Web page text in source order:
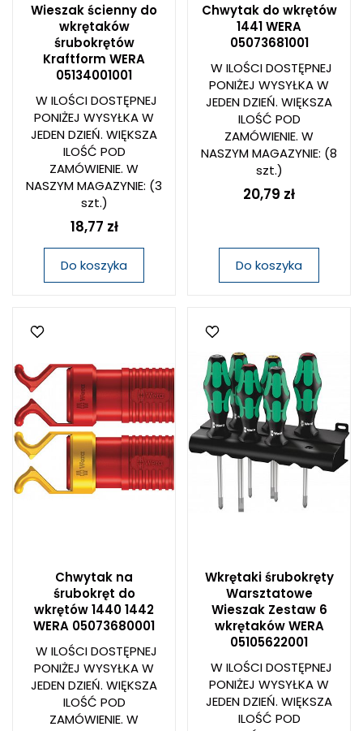
Wieszak ścienny do
wkrętaków
śrubokrętów
Kraftform WERA
05134001001
W ILOŚCI DOSTĘPNEJ
PONIŻEJ WYSYŁKA W
JEDEN DZIEŃ. WIĘKSZA
ILOŚĆ POD
ZAMÓWIENIE. W
NASZYM MAGAZYNIE: (3
szt.)
18,77 zł
Do koszyka
Chwytak do wkrętów
1441 WERA
05073681001
W ILOŚCI DOSTĘPNEJ
PONIŻEJ WYSYŁKA W
JEDEN DZIEŃ. WIĘKSZA
ILOŚĆ POD
ZAMÓWIENIE. W
NASZYM MAGAZYNIE: (8
szt.)
20,79 zł
Do koszyka
Chwytak na
śrubokręt do
wkrętów 1440 1442
WERA 05073680001
W ILOŚCI DOSTĘPNEJ
PONIŻEJ WYSYŁKA W
JEDEN DZIEŃ. WIĘKSZA
ILOŚĆ POD
ZAMÓWIENIE. W
Wkrętaki śrubokręty
Warsztatowe
Wieszak Zestaw 6
wkrętaków WERA
05105622001
W ILOŚCI DOSTĘPNEJ
PONIŻEJ WYSYŁKA W
JEDEN DZIEŃ. WIĘKSZA
ILOŚĆ POD